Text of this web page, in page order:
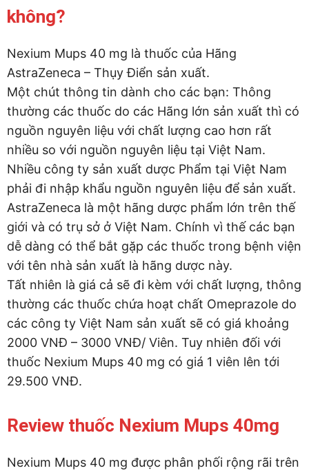
không?
Nexium Mups 40 mg là thuốc của Hãng
AstraZeneca – Thụy Điển sản xuất.
Một chút thông tin dành cho các bạn: Thông
thường các thuốc do các Hãng lớn sản xuất thì có
nguồn nguyên liệu với chất lượng cao hơn rất
nhiều so với nguồn nguyên liệu tại Việt Nam.
Nhiều công ty sản xuất dược Phẩm tại Việt Nam
phải đi nhập khẩu nguồn nguyên liệu để sản xuất.
AstraZeneca là một hãng dược phẩm lớn trên thế
giới và có trụ sở ở Việt Nam. Chính vì thế các bạn
dễ dàng có thể bắt gặp các thuốc trong bệnh viện
với tên nhà sản xuất là hãng dược này.
Tất nhiên là giá cả sẽ đi kèm với chất lượng, thông
thường các thuốc chứa hoạt chất Omeprazole do
các công ty Việt Nam sản xuất sẽ có giá khoảng
2000 VNĐ – 3000 VNĐ/ Viên. Tuy nhiên đối với
thuốc Nexium Mups 40 mg có giá 1 viên lên tới
29.500 VNĐ.
Review thuốc Nexium Mups 40mg
Nexium Mups 40 mg được phân phối rộng rãi trên